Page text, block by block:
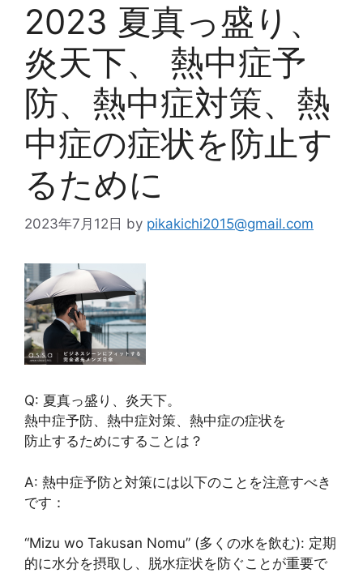
2023 夏真っ盛り、
炎天下、 熱中症予
防、熱中症対策、熱
中症の症状を防止す
るために
2023年7月12日 by pikakichi2015@gmail.com
Q: 夏真っ盛り、炎天下。
熱中症予防、熱中症対策、熱中症の症状を
防止するためにすることは？
A: 熱中症予防と対策には以下のことを注意すべき
です：
“Mizu wo Takusan Nomu” (多くの水を飲む): 定期
的に水分を摂取し、脱水症状を防ぐことが重要で